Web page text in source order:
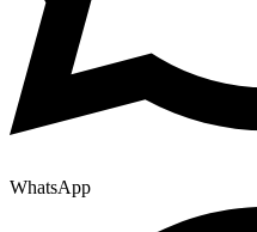
WhatsApp